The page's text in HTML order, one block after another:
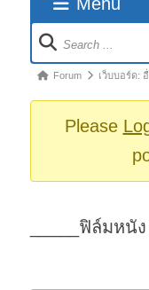
Forum
Navigation
ForumForum เว็บบอร์ด:
Please
_____ฟิล์มหนั